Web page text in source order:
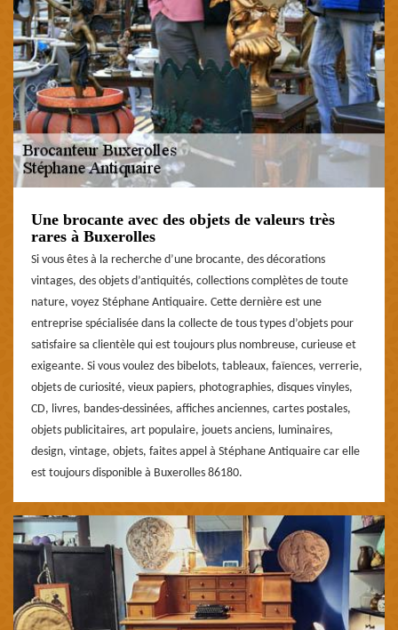
Une brocante avec des objets de valeurs très
rares à Buxerolles
Si vous êtes à la recherche d’une brocante, des décorations
vintages, des objets d’antiquités, collections complètes de toute
nature, voyez Stéphane Antiquaire. Cette dernière est une
entreprise spécialisée dans la collecte de tous types d’objets pour
satisfaire sa clientèle qui est toujours plus nombreuse, curieuse et
exigeante. Si vous voulez des bibelots, tableaux, faïences, verrerie,
objets de curiosité, vieux papiers, photographies, disques vinyles,
CD, livres, bandes-dessinées, affiches anciennes, cartes postales,
objets publicitaires, art populaire, jouets anciens, luminaires,
design, vintage, objets, faites appel à Stéphane Antiquaire car elle
est toujours disponible à Buxerolles 86180.